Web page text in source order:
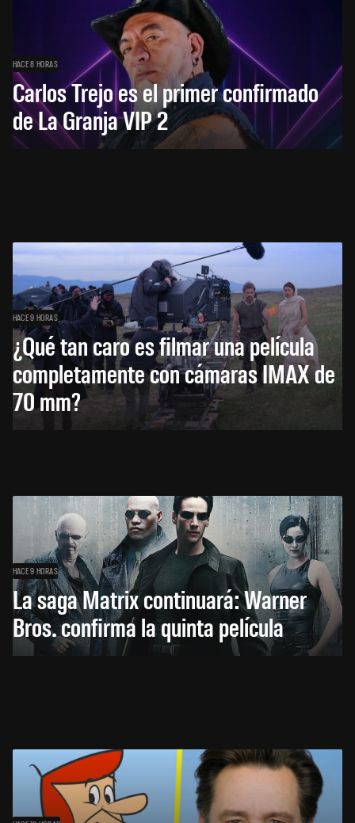
HACE 8 HORAS
Carlos Trejo es el primer confirmado
de La Granja VIP 2
HACE 9 HORAS
¿Qué tan caro es filmar una película
completamente con cámaras IMAX de
70 mm?
HACE 9 HORAS
La saga Matrix continuará: Warner
Bros. confirma la quinta película